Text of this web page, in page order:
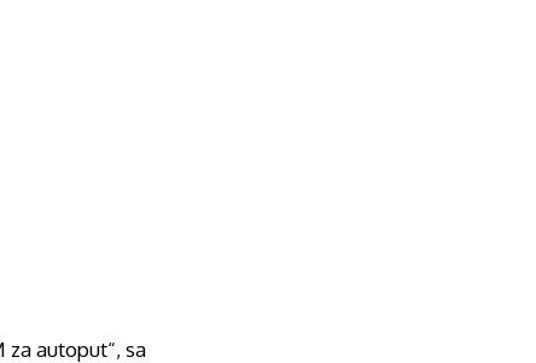
autoput“, sa